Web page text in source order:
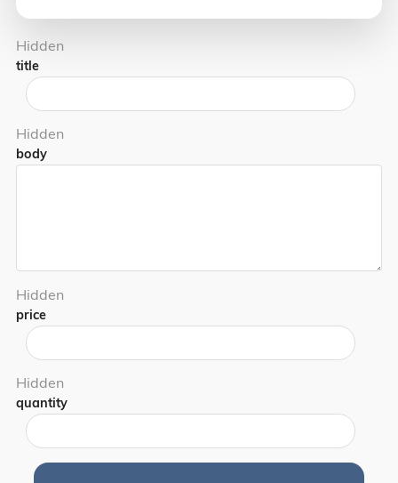
Hidden
title
Hidden
body
Hidden
price
Hidden
quantity